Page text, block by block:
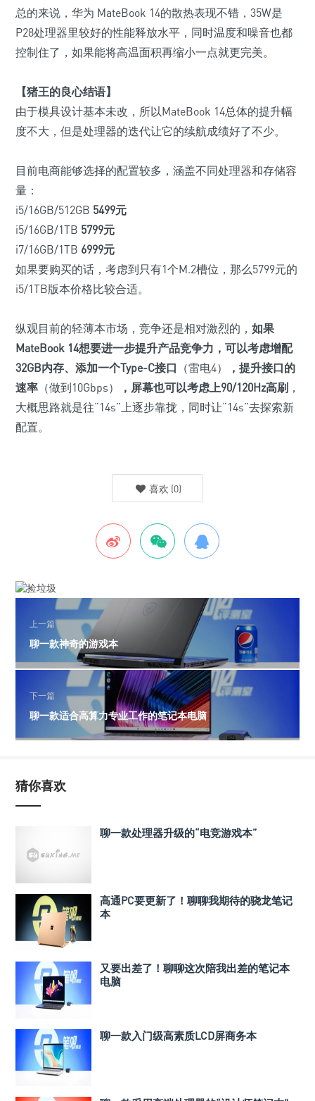
总的来说，华为 MateBook 14的散热表现不错，35W是
P28处理器里较好的性能释放水平，同时温度和噪音也都
控制住了，如果能将高温面积再缩小一点就更完美。
【猪王的良心结语】
由于模具设计基本未改，所以MateBook 14总体的提升幅
度不大，但是处理器的迭代让它的续航成绩好了不少。
目前电商能够选择的配置较多，涵盖不同处理器和存储容
量：
i5/16GB/512GB 5499元
i5/16GB/1TB 5799元
i7/16GB/1TB 6999元
如果要购买的话，考虑到只有1个M.2槽位，那么5799元的
i5/1TB版本价格比较合适。
纵观目前的轻薄本市场，竞争还是相对激烈的， 如果
MateBook 14想要进一步提升产品竞争力，可以考虑增配
32GB内存、添加一个Type-C接口 （雷电4）
，提升接口的
速率 （做到10Gbps） ，屏幕也可以考虑上90/120Hz高刷 ，
大概思路就是往“14s”上逐步靠拢，同时让“14s”去探索新
配置。
喜欢 (0)
上一篇
聊一款神奇的游戏本
下一篇
聊一款适合高算力专业工作的笔记本电脑
猜你喜欢
聊一款处理器升级的“电竞游戏本”
高通PC要更新了！聊聊我期待的骁龙笔记
本
又要出差了！聊聊这次陪我出差的笔记本
电脑
聊一款入门级高素质LCD屏商务本